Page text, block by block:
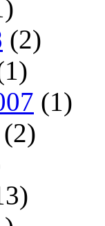
(2)
(1)
(2)